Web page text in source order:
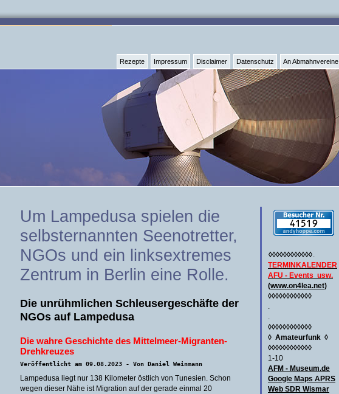
Rezepte Impressum Disclaimer Datenschutz An Abmahnvereine
◊◊◊◊◊◊◊◊◊◊◊◊.
TERMINKALENDER
AFU - Events usw.
(www.on4lea.net)
◊◊◊◊◊◊◊◊◊◊◊◊
.
.
◊◊◊◊◊◊◊◊◊◊◊◊
◊ Amateurfunk ◊
◊◊◊◊◊◊◊◊◊◊◊◊
1-10
AFM - Museum.de
Google Maps APRS
Web SDR Wismar
Um Lampedusa spielen die
selbsternannten Seenotretter,
NGOs und ein linksextremes
Zentrum in Berlin eine Rolle.
Die unrühmlichen Schleusergeschäfte der
NGOs auf Lampedusa
Die wahre Geschichte des Mittelmeer-Migranten-
Drehkreuzes
Veröffentlicht am 09.08.2023 - Von Daniel Weinmann
Lampedusa liegt nur 138 Kilometer östlich von Tunesien. Schon
wegen dieser Nähe ist Migration auf der gerade einmal 20